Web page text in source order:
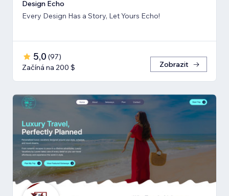
Design Echo
Every Design Has a Story, Let Yours Echo!
5,0 (97)
Začíná na 200 $
Zobrazit